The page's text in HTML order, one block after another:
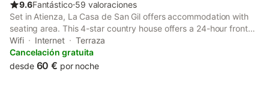
9.6Fantástico⋅59 valoraciones
Set in Atienza, La Casa de San Gil offers accommodation with
seating area. This 4-star country house offers a 24-hour front
desk and luggage storage space. Boasting family rooms, this
property also provides guests with an outdoor fireplace.
Wifi Internet
Terraza
Cancelación gratuita
desde 60 € por noche